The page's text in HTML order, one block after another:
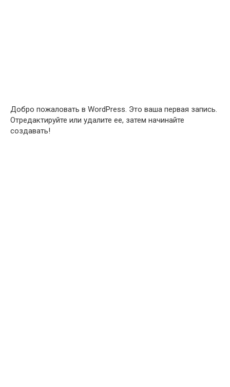
Добро пожаловать в WordPress. Это ваша первая запись.
Отредактируйте или удалите ее, затем начинайте
создавать!